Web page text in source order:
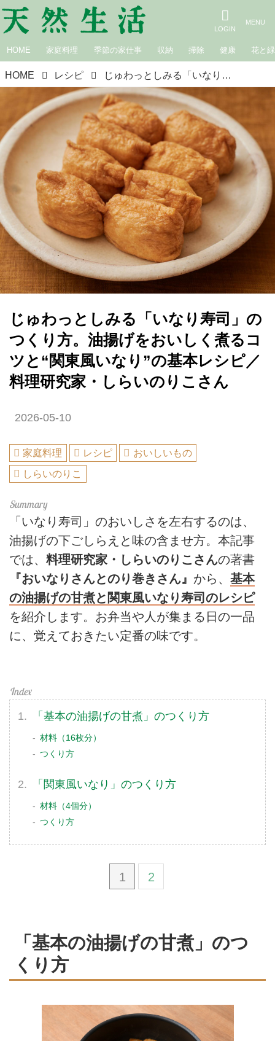
HOME 家庭料理 季節の家仕事 収納 掃除 健康 花と緑
HOME レシピ じゅわっとしみる「いなり寿司」のつくり方。油揚げをおいしく煮るコツと“関東風いなり”の基本レシピ／料理研究家・しらいのりこさん
じゅわっとしみる「いなり寿司」の
つくり方。油揚げをおいしく煮るコ
ツと“関東風いなり”の基本レシピ／
料理研究家・しらいのりこさん
2026-05-10
家庭料理 レシピ
おいしいもの
しらいのりこ
「いなり寿司」のおいしさを左右するのは、
油揚げの下ごしらえと味の含ませ方。本記事
では、 料理研究家・しらいのりこさんの著書
『おいなりさんとのり巻きさん』 から、 基本
の油揚げの甘煮と関東風いなり寿司のレシピ
を紹介します。お弁当や人が集まる日の一品
に、覚えておきたい定番の味です。
「基本の油揚げの甘煮」のつくり方
材料（16枚分）
つくり方
「関東風いなり」のつくり方
材料（4個分）
つくり方
1 2
「基本の油揚げの甘煮」のつ
くり方